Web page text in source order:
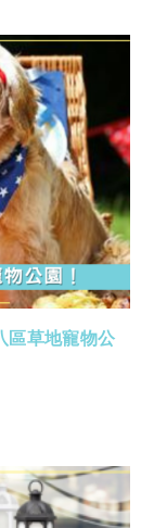
區草地寵物公